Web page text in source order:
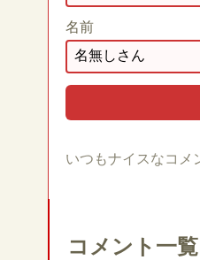
名前
いつもナイスなコメ
コメント一覧